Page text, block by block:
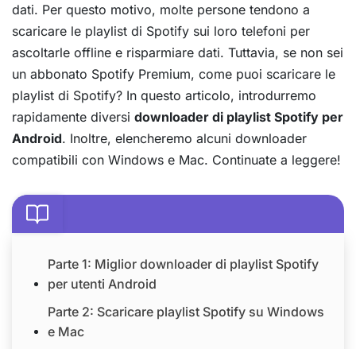
dati. Per questo motivo, molte persone tendono a
scaricare le playlist di Spotify sui loro telefoni per
ascoltarle offline e risparmiare dati. Tuttavia, se non sei
un abbonato Spotify Premium, come puoi scaricare le
playlist di Spotify? In questo articolo, introdurremo
rapidamente diversi downloader di playlist Spotify per
Android. Inoltre, elencheremo alcuni downloader
compatibili con Windows e Mac. Continuate a leggere!
Parte 1: Miglior downloader di playlist Spotify
per utenti Android
Parte 2: Scaricare playlist Spotify su Windows
e Mac